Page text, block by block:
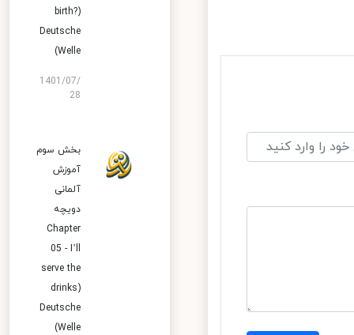
birth?)
Deutsche
Welle)
1401/07/
28
بخش سوم
آموزش
آلمانی
دویچه
Chapter
05 - I’ll
serve the
drinks)
Deutsche
Welle)